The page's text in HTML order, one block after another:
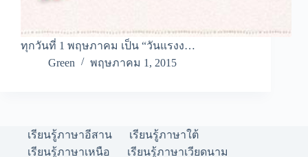
ทุกวันที่ 1 พฤษภาคม เป็น “วันแรงง…
Green
พฤษภาคม 1, 2015
เรียนรู้ภาษาอีสาน
เรียนรู้ภาษาใต้
เรียนรู้ภาษาเหนือ
เรียนรู้ภาษาเวียดนาม